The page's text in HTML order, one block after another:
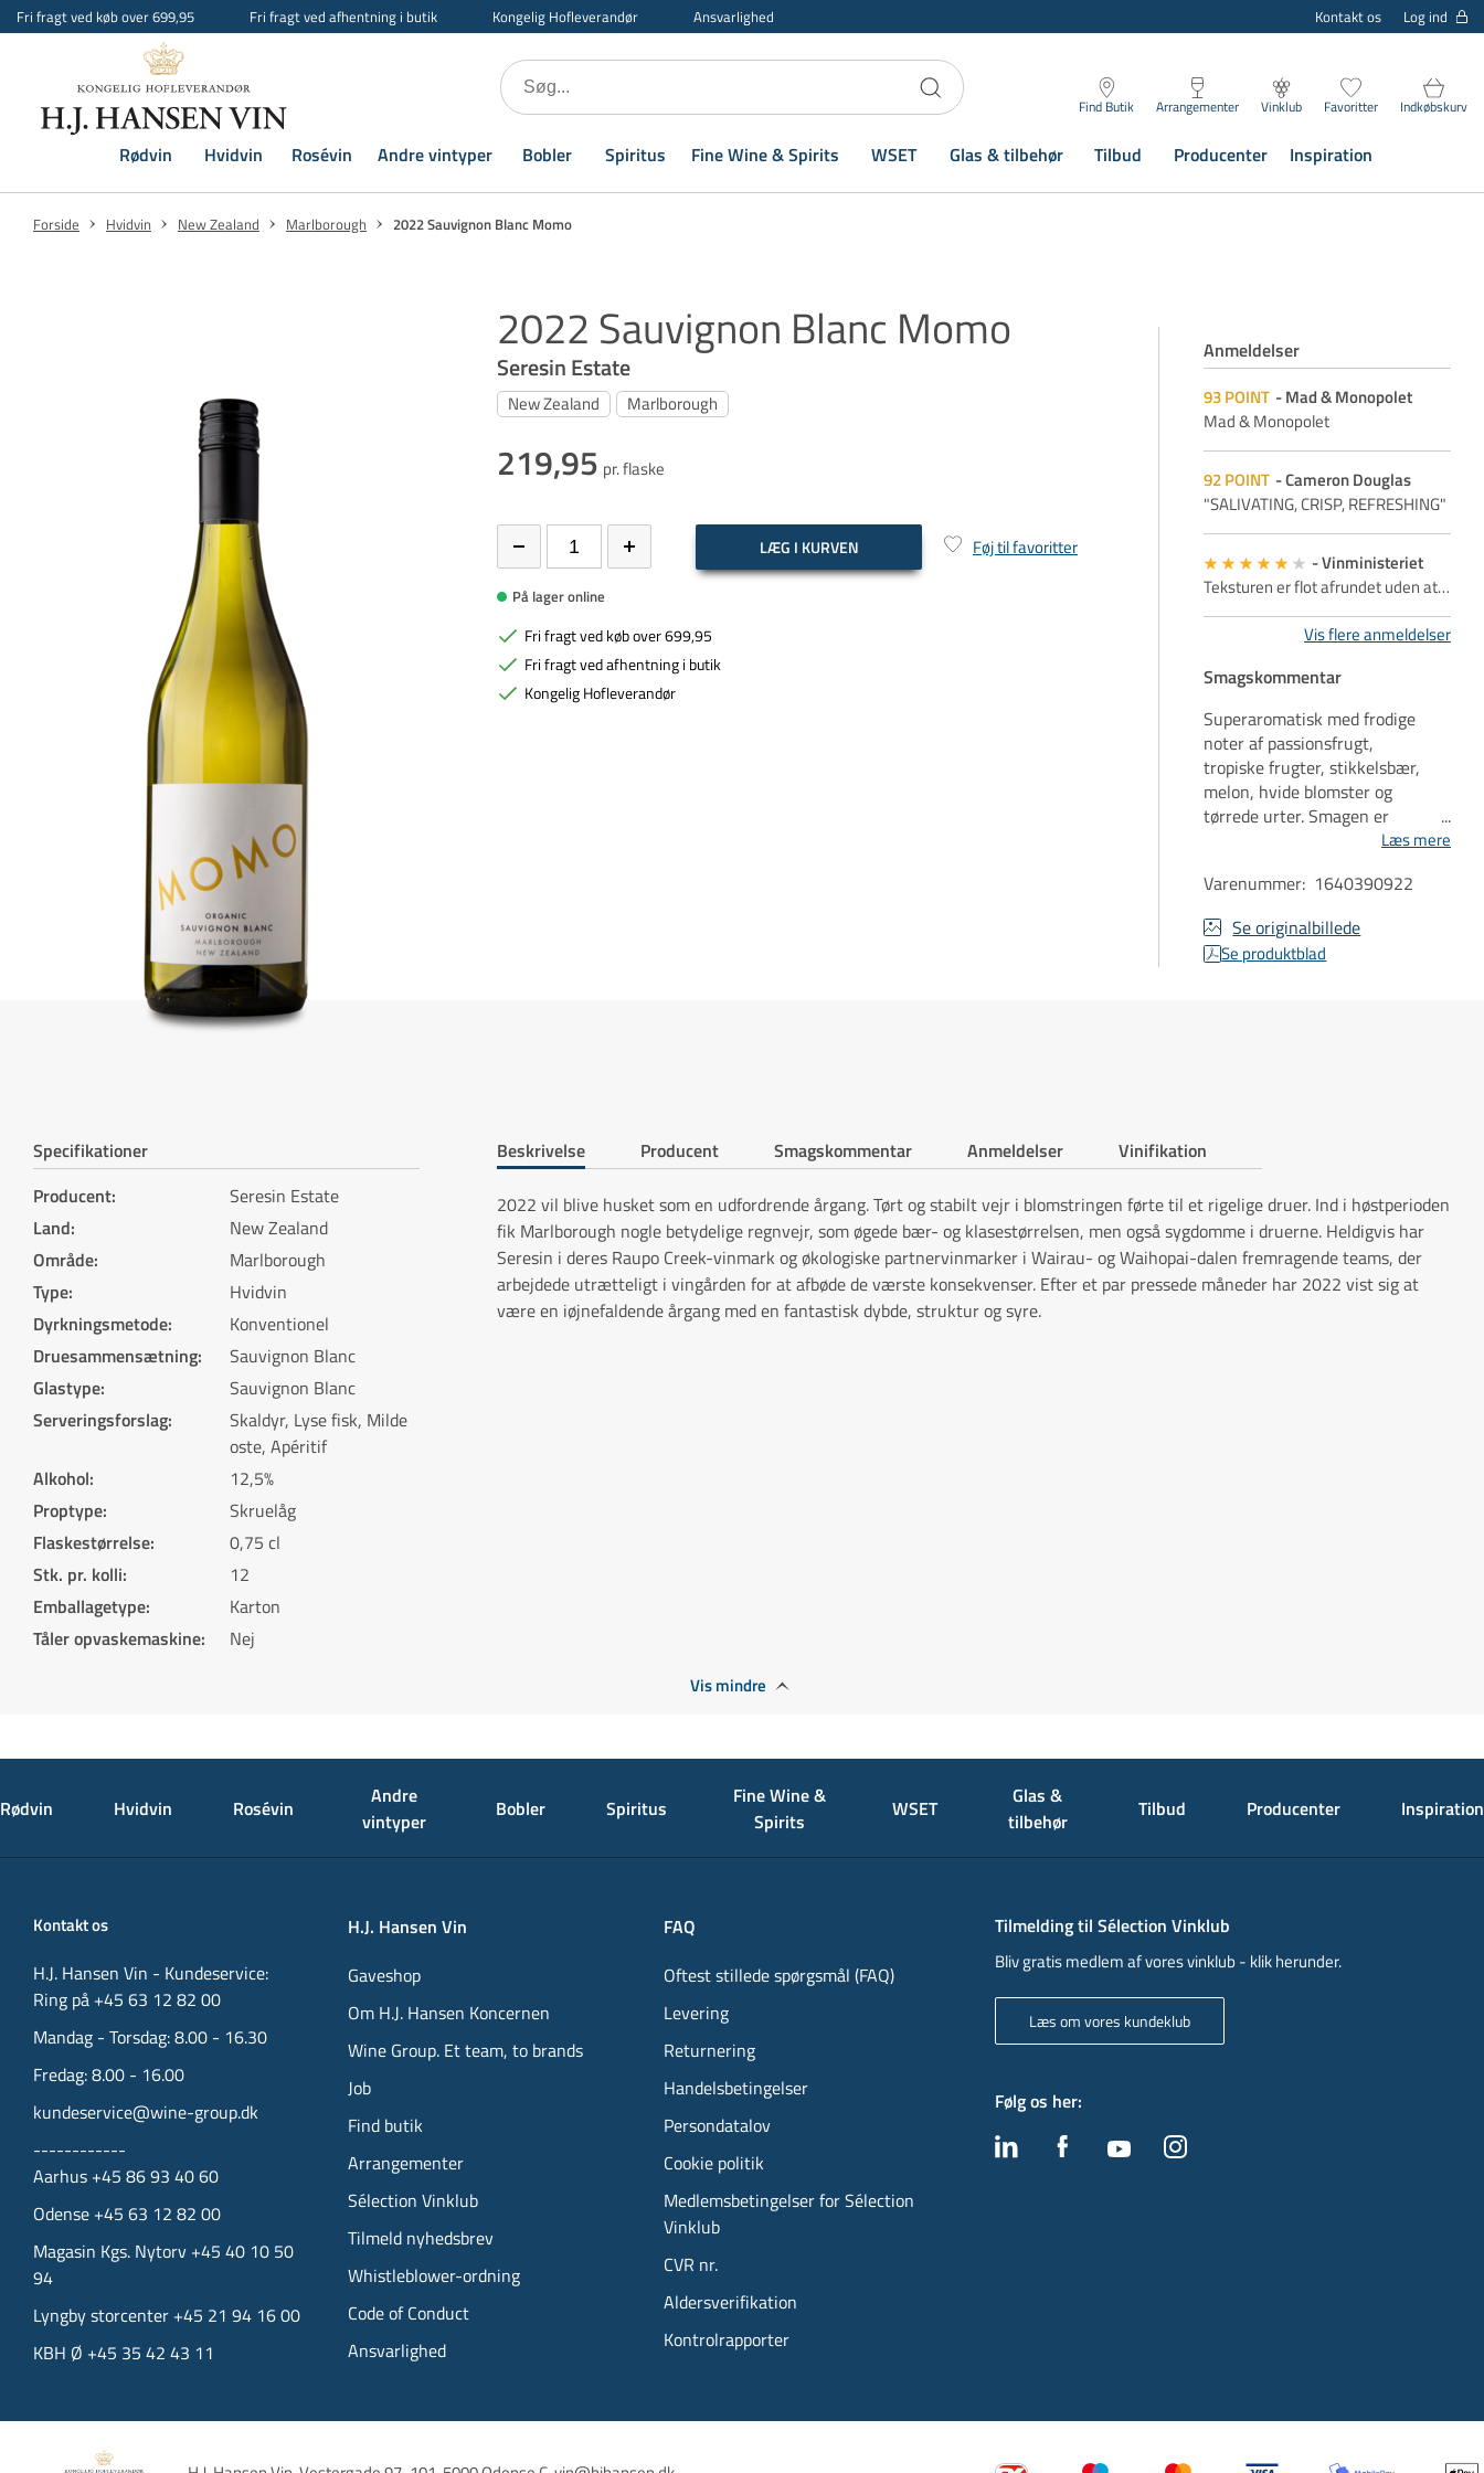
Fri fragt ved køb over 699,95 Fri fragt ved afhentning i butik Kongelig Hofleverandør Ansvarlighed Kontakt os Log ind
Find Butik Arrangementer Vinklub Favoritter Indkøbskurv
Rødvin Hvidvin Rosévin Andre vintyper Bobler Spiritus Fine Wine & Spirits WSET Glas & tilbehør Tilbud Producenter Inspiration
Forside Hvidvin New Zealand Marlborough 2022 Sauvignon Blanc Momo
2022 Sauvignon Blanc Momo
Seresin Estate
New Zealand Marlborough
219,95 pr. flaske
LÆG I KURVEN Føj til favoritter
På lager online
Fri fragt ved køb over 699,95
Fri fragt ved afhentning i butik
Kongelig Hofleverandør
Anmeldelser
93POINT
Mad & Monopolet
Mad & Monopolet
92POINT
Cameron Douglas
"SALIVATING, CRISP, REFRESHING"
Vinministeriet
Teksturen er flot afrundet uden at…
Vis flere anmeldelser
Smagskommentar
Superaromatisk med frodige
noter af passionsfrugt,
tropiske frugter, stikkelsbær,
melon, hvide blomster og
tørrede urter. Smagen er
sorbetagtig syre, der giver stor
længde.
Læs mere
Varenummer: 1640390922
Se originalbillede
Se produktblad
Specifikationer
Producent:
Seresin Estate
Land:
New Zealand
Område:
Marlborough
Type:
Hvidvin
Dyrkningsmetode:
Konventionel
Druesammensætning:
Sauvignon Blanc
Glastype:
Sauvignon Blanc
Serveringsforslag:
Skaldyr, Lyse fisk, Milde
oste, Apéritif
Alkohol:
12,5%
Proptype:
Skruelåg
Flaskestørrelse:
0,75 cl
Stk. pr. kolli:
12
Emballagetype:
Karton
Tåler opvaskemaskine: Nej
Beskrivelse Producent Smagskommentar Anmeldelser Vinifikation
2022 vil blive husket som en udfordrende årgang. Tørt og stabilt vejr i blomstringen førte til et rigelige druer. Ind i høstperioden
fik Marlborough nogle betydelige regnvejr, som øgede bær- og klasestørrelsen, men også sygdomme i druerne. Heldigvis har
Seresin i deres Raupo Creek-vinmark og økologiske partnervinmarker i Wairau- og Waihopai-dalen fremragende teams, der
arbejdede utrætteligt i vingården for at afbøde de værste konsekvenser. Efter et par pressede måneder har 2022 vist sig at
være en iøjnefaldende årgang med en fantastisk dybde, struktur og syre.
Vis mindre
Rødvin Hvidvin Rosévin
Andre
vintyper
Bobler Spiritus
Fine Wine &
Spirits
WSET
Glas &
tilbehør
Tilbud Producenter Inspiration
Kontakt os
H.J. Hansen Vin - Kundeservice:
Ring på +45 63 12 82 00
Mandag - Torsdag: 8.00 - 16.30
Fredag: 8.00 - 16.00
kundeservice@wine-group.dk
------------
Aarhus +45 86 93 40 60
Odense +45 63 12 82 00
Magasin Kgs. Nytorv +45 40 10 50
94
Lyngby storcenter +45 21 94 16 00
KBH Ø +45 35 42 43 11
H.J. Hansen Vin
Gaveshop
Om H.J. Hansen Koncernen
Wine Group. Et team, to brands
Job
Find butik
Arrangementer
Sélection Vinklub
Tilmeld nyhedsbrev
Whistleblower-ordning
Code of Conduct
Ansvarlighed
FAQ
Oftest stillede spørgsmål (FAQ)
Levering
Returnering
Handelsbetingelser
Persondatalov
Cookie politik
Medlemsbetingelser for Sélection
Vinklub
CVR nr.
Aldersverifikation
Kontrolrapporter
Tilmelding til Sélection Vinklub
Bliv gratis medlem af vores vinklub - klik herunder.
Læs om vores kundeklub
Følg os her: